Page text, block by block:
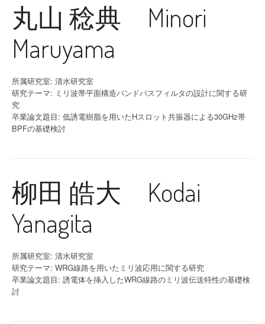
丸山 稔典 Minori
Maruyama
所属研究室: 清水研究室
研究テーマ: ミリ波帯平面構造バンドパスフィルタの設計に関する研
究
卒業論文題目: 低誘電樹脂を用いたHスロット共振器による30GHz帯
BPFの基礎検討
柳田 皓大 Kodai
Yanagita
所属研究室: 清水研究室
研究テーマ: WRG線路を用いたミリ波応用に関する研究
卒業論文題目: 誘電体を挿入したWRG線路のミリ波伝送特性の基礎検
討